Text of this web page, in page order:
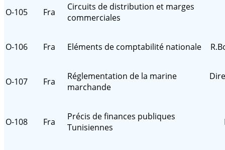
O-105 Fra
Circuits de distribution et marges
commerciales
O-106 Fra Eléments de comptabilité nationale
O-107 Fra
Réglementation de la marine
marchande
O-108 Fra
Précis de finances publiques
Tunisiennes